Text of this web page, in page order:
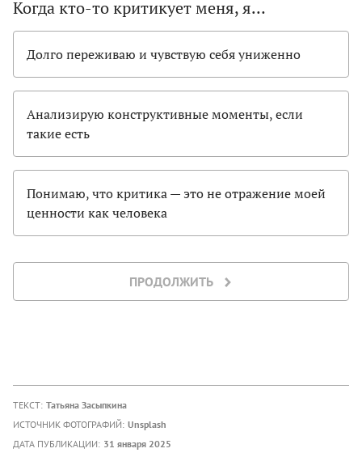
Когда кто-то критикует меня, я…
Долго переживаю и чувствую себя униженно
Анализирую конструктивные моменты, если
такие есть
Понимаю, что критика — это не отражение моей
ценности как человека
ПРОДОЛЖИТЬ
ТЕКСТ: Татьяна Засыпкина
ИСТОЧНИК ФОТОГРАФИЙ: Unsplash
ДАТА ПУБЛИКАЦИИ: 31 января 2025